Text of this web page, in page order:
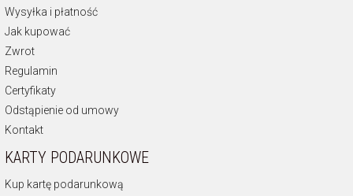
Wysyłka i płatność
Jak kupować
Zwrot
Regulamin
Certyfikaty
Odstąpienie od umowy
Kontakt
KARTY PODARUNKOWE
Kup kartę podarunkową